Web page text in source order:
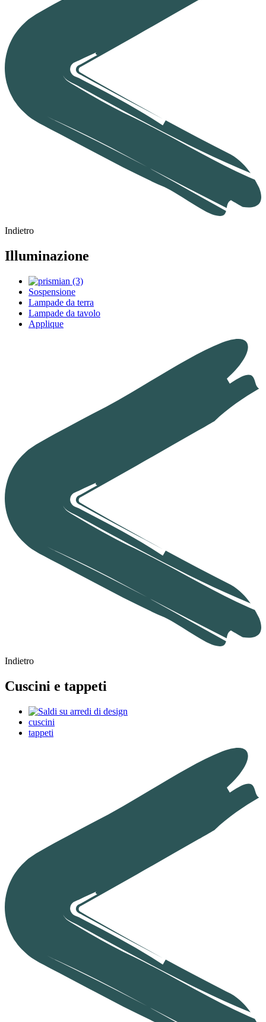
Indietro
Illuminazione
Sospensione
Lampade da terra
Lampade da tavolo
Applique
Indietro
Cuscini e tappeti
cuscini
tappeti